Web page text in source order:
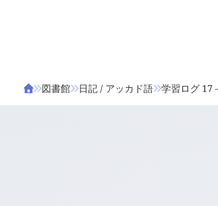
図書館 日記 / アッカド語 学習ログ 17